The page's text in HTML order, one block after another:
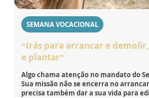
SEMANA VOCACIONAL
“Irás para arrancar e
e plantar”
Algo chama atenção no mandato do
Sua missão não se encerra no
precisa também dar a sua vida para